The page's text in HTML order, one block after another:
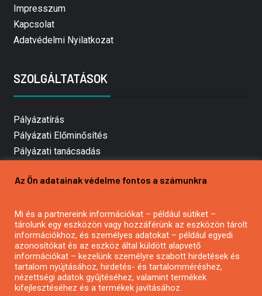
Impresszum
Kapcsolat
Adatvédelmi Nyilatkozat
SZOLGÁLTATÁSOK
Pályázatírás
Pályázati Előminősítés
Pályázati tanácsadás
Mezőgazdasági pályázatírás
Pályázatírás civil szervezeteknek
Pályázatírás önkormányzatoknak
Pályázatfigyelés
Specifikus pályázatfigyelés vagy hírlevél
Az Ön adatainak védelme fontos a számunkra
Mi és a partnereink információkat – például sütiket –
tárolunk egy eszközön vagy hozzáférünk az eszközön tárolt
információkhoz, és személyes adatokat – például egyedi
azonosítókat és az eszköz által küldött alapvető
információkat – kezelünk személyre szabott hirdetések és
tartalom nyújtásához, hirdetés- és tartalomméréshez,
nézettségi adatok gyűjtéséhez, valamint termékek
kifejlesztéséhez és a termékek javításához.